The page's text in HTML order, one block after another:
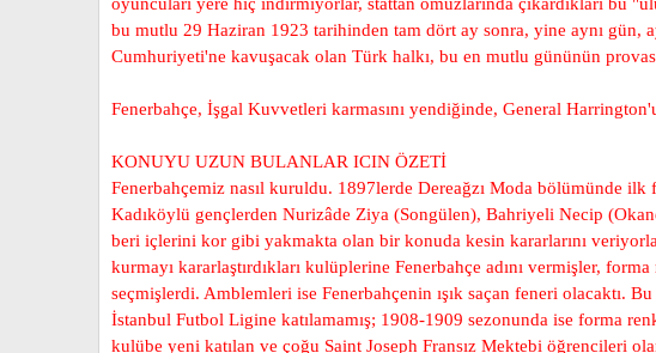
bu mutlu 29 Haziran 1923 tarihinden tam dört ay sonra, yine aynı
Cumhuriyeti'ne kavuşacak olan Türk halkı, bu en mutlu gününün
Fenerbahçe, İşgal Kuvvetleri karmasını yendiğinde, General
KONUYU UZUN BULANLAR ICIN ÖZETİ
Fenerbahçemiz nasıl kuruldu. 1897lerde Dereağzı Moda bölümünde ilk
Kadıköylü gençlerden Nurizâde Ziya (Songülen), Bahriyeli Necip
beri içlerini kor gibi yakmakta olan bir konuda kesin kararlarını
kurmayı kararlaştırdıkları kulüplerine Fenerbahçe adını vermişler,
seçmişlerdi. Amblemleri ise Fenerbahçenin ışık saçan feneri olacaktı.
İstanbul Futbol Ligine katılamamış; 1908-1909 sezonunda ise forma
kulübe yeni katılan ve çoğu Saint Joseph Fransız Mektebi öğrencileri